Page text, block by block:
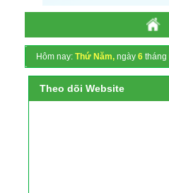
Hôm nay: Thứ Năm, ngày 6tháng
Theo dõi Website